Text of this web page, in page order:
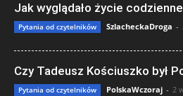
Jak wyglądało życie
Pytania od czytelników SzlacheckaDroga -
Czy Tadeusz Kościuszko był
Pytania od czytelników PolskaWczoraj - 2